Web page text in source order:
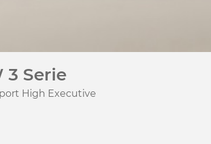
3 Serie
High Executive